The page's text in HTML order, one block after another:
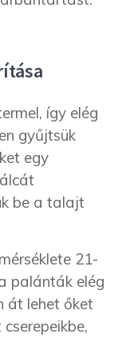
így elég
gyűjtsük
egy
be a talajt
21-
palánták elég
át lehet őket